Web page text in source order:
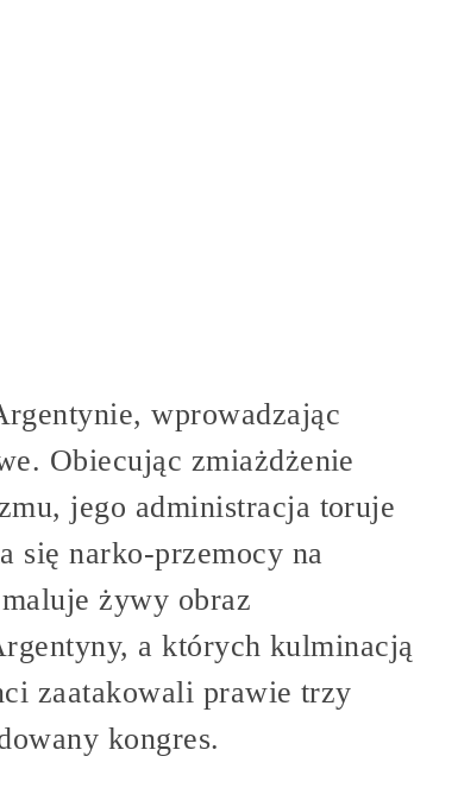
wprowadzając
Obiecując zmiażdżenie
jego administracja toruje
się narko-przemocy na
maluje żywy obraz
a których kulminacją
zaatakowali prawie trzy
kongres.